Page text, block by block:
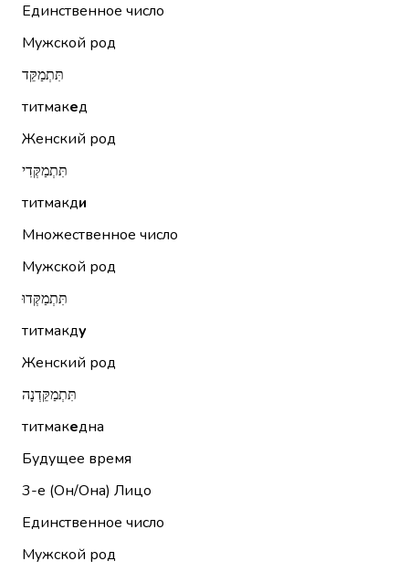
Единственное число
Мужской род
תִּתְמַקֵּד
титмакед
Женский род
תִּתְמַקְּדִי
титмакди
Множественное число
Мужской род
תִּתְמַקְּדוּ
титмакду
Женский род
תִּתְמַקֵּדְנָה
титмакедна
Будущее время
3-е (Он/Она) Лицо
Единственное число
Мужской род